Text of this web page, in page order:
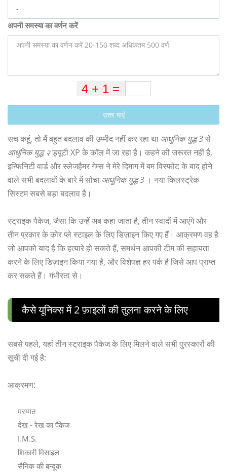
अपनी समस्या का वर्णन करें
उत्तर पाएं
सच कहूं, तो मैं बहुत बदलाव की उम्मीद नहीं कर रहा था आधुनिक युद्ध 3से
आधुनिक युद्ध २ड्यूटी XP के कॉल में जा रहा है। कहने की जरूरत नहीं है,
इन्फिनिटी वार्ड और स्लेजहैमर गेम्स ने मेरे दिमाग में बम विस्फोट के बाद होने
वाले सभी बदलावों के बारे में सोचा आधुनिक युद्ध 3 । नया किलस्ट्रेक
सिस्टम सबसे बड़ा बदलाव है।
स्ट्राइक पैकेज, जैसा कि उन्हें अब कहा जाता है, तीन स्वादों में आएंगे और
तीन प्रकार के कोर प्ले स्टाइल के लिए डिज़ाइन किए गए हैं। आक्रमण वह है
जो आपको याद है कि हत्यारे हो सकते हैं, समर्थन आपकी टीम की सहायता
करने के लिए डिज़ाइन किया गया है, और विशेषज्ञ हर पर्क है जिसे आप प्राप्त
कर सकते हैं। गंभीरता से।
कैसे यूनिक्स में 2 फ़ाइलों की तुलना करने के लिए
सबसे पहले, यहां तीन स्ट्राइक पैकेज के लिए मिलने वाले सभी पुरस्कारों की
सूची दी गई है:
आक्रमण:
मरम्मत
देख - रेख का पैकेज
I.M.S.
शिकारी मिसाइल
सैनिक की बन्दूक